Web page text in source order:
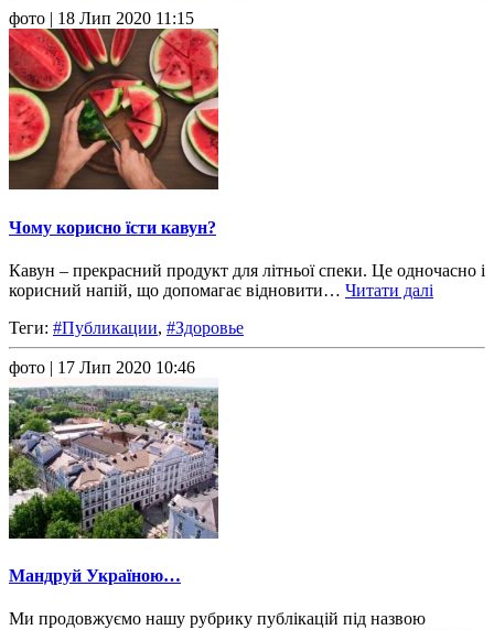
фото | 18 Лип 2020 11:15
Чому корисно їсти кавун?
Кавун – прекрасний продукт для літньої спеки. Це одночасно і
корисний напій, що допомагає відновити… Читати далі
Теги: #Публикации, #Здоровье
фото | 17 Лип 2020 10:46
Мандруй Україною…
Ми продовжуємо нашу рубрику публікацій під назвою